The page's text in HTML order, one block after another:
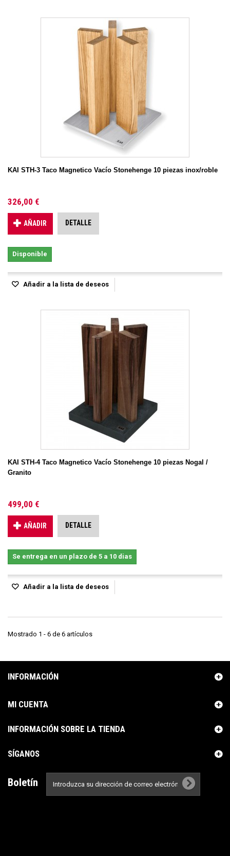
KAI STH-3 Taco Magnetico Vacío Stonehenge 10 piezas inox/roble
326,00 €
AÑADIR DETALLE
Disponible
Añadir a la lista de deseos
KAI STH-4 Taco Magnetico Vacío Stonehenge 10 piezas Nogal /
Granito
499,00 €
AÑADIR DETALLE
Se entrega en un plazo de 5 a 10 dias
Añadir a la lista de deseos
Mostrado 1 - 6 de 6 artículos
INFORMACIÓN
MI CUENTA
INFORMACIÓN SOBRE LA TIENDA
SÍGANOS
Boletín